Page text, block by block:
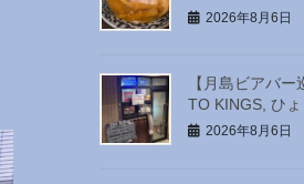
2026年8月6日
【月島ビアバー
TO KINGS, ひ
2026年8月6日